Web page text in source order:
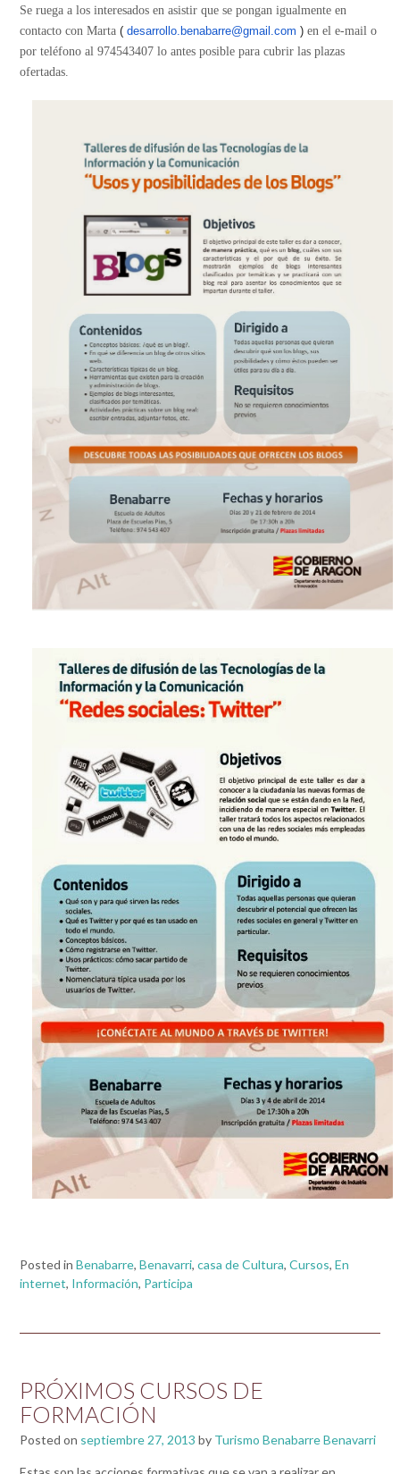
Se ruega a los interesados en asistir que se pongan igualmente en
contacto con Marta ( desarrollo.benabarre@gmail.com ) en el e-mail o
por teléfono al 974543407 lo antes posible para cubrir las plazas
ofertadas.
Posted in Benabarre, Benavarri, casa de Cultura, Cursos, En
internet, Información, Participa
PRÓXIMOS CURSOS DE
FORMACIÓN
Posted on septiembre 27, 2013 by Turismo Benabarre Benavarri